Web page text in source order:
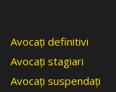
Avocaţi definitivi
Avocaţi stagiari
Avocaţi suspendaţi